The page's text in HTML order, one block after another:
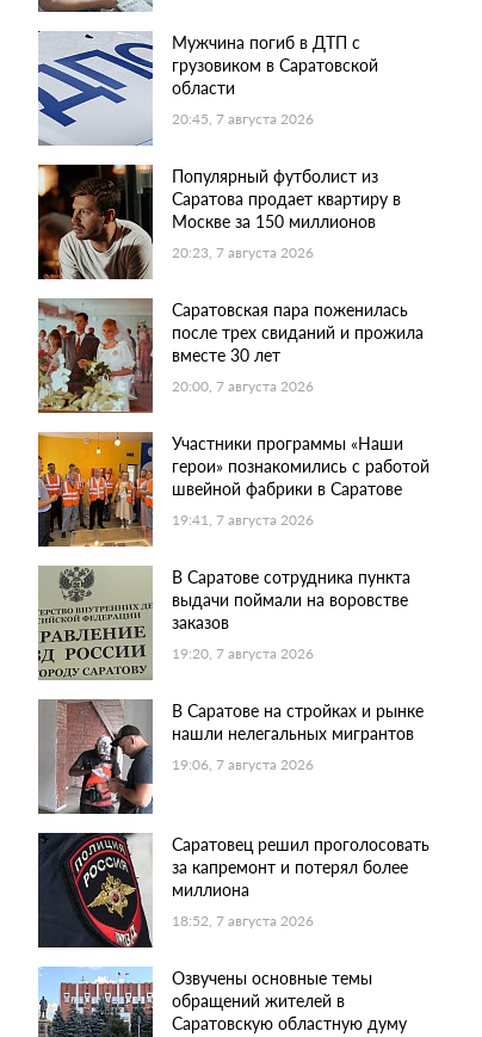
Мужчина погиб в ДТП с
грузовиком в Саратовской
области
20:45, 7 августа 2026
Популярный футболист из
Саратова продает квартиру в
Москве за 150 миллионов
20:23, 7 августа 2026
Саратовская пара поженилась
после трех свиданий и прожила
вместе 30 лет
20:00, 7 августа 2026
Участники программы «Наши
герои» познакомились с работой
швейной фабрики в Саратове
19:41, 7 августа 2026
В Саратове сотрудника пункта
выдачи поймали на воровстве
заказов
19:20, 7 августа 2026
В Саратове на стройках и рынке
нашли нелегальных мигрантов
19:06, 7 августа 2026
Саратовец решил проголосовать
за капремонт и потерял более
миллиона
18:52, 7 августа 2026
Озвучены основные темы
обращений жителей в
Саратовскую областную думу